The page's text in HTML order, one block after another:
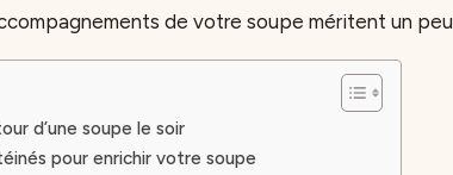
de votre soupe méritent un
d’une soupe le soir
pour enrichir votre soupe